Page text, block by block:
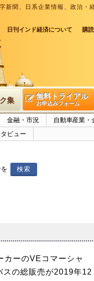
新聞、日系企業情報、政治
日刊インド経済について 購
集 無料トライアル
お申込みフォーム
金融・市況
自動車産業・
ビュー
ーのVEコマーシャ
スの総販売が2019年12